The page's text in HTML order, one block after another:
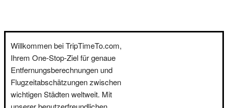
Willkommen bei TripTimeTo.com,
Ihrem One-Stop-Ziel für genaue
Entfernungsberechnungen und
Flugzeitabschätzungen zwischen
wichtigen Städten weltweit. Mit